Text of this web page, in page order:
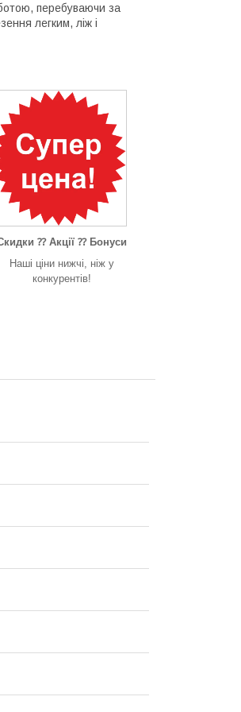
перебуваючи за
легким, ліж і
⁇ Акції ⁇ Бонуси
Наші ціни нижчі, ніж у
конкурентів!